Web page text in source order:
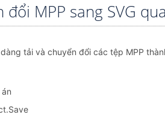
đổi MPP sang SVG
tải và chuyển đổi các tệp MPP